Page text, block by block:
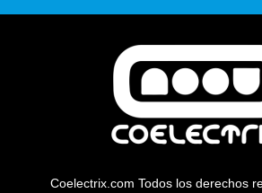
Coelectrix.com Todos los derechos